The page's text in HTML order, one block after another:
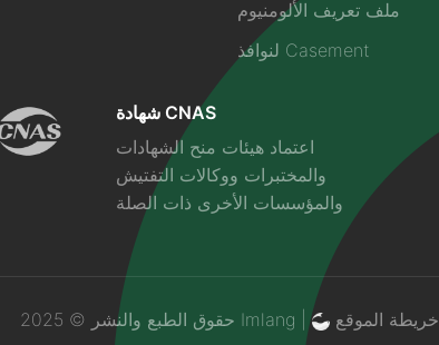
ملف تعريف الألومنيوم
لنوافذ Casement
شهادة CNAS
اعتماد هيئات منح الشهادات
والمختبرات ووكالات التفتيش
والمؤسسات الأخرى ذات الصلة
حقوق الطبع والنشر © 2025 Imlang | خريطة الموقع